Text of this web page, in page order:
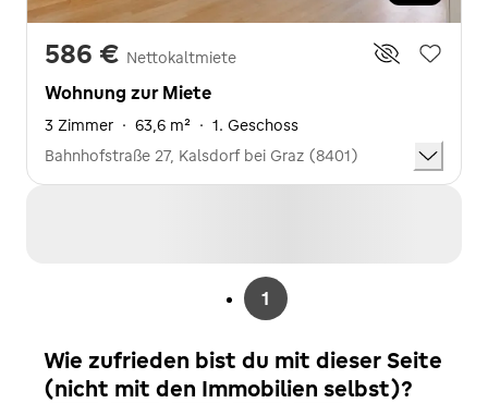
586 € Nettokaltmiete
Wohnung zur Miete
3 Zimmer · 63,6 m² · 1. Geschoss
Bahnhofstraße 27, Kalsdorf bei Graz (8401)
1
Wie zufrieden bist du mit dieser Seite
(nicht mit den Immobilien selbst)?